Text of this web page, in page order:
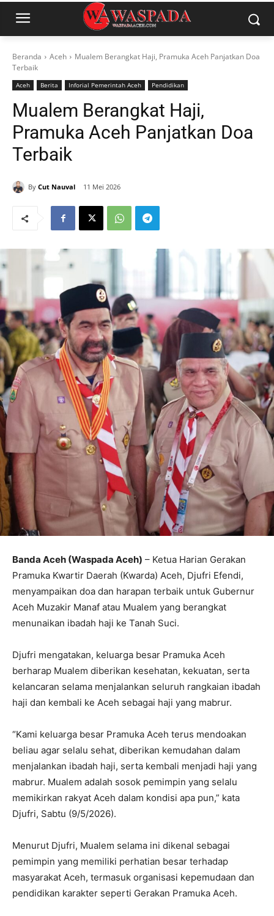
Beranda Aceh
Mualem Berangkat Haji, Pramuka Aceh Panjatkan Doa
Terbaik
Aceh Berita Inforial Pemerintah Aceh Pendidikan
Mualem Berangkat Haji,
Pramuka Aceh Panjatkan Doa
Terbaik
By Cut Nauval 11 Mei 2026
Banda Aceh (Waspada Aceh) – Ketua Harian Gerakan
Pramuka Kwartir Daerah (Kwarda) Aceh, Djufri Efendi,
menyampaikan doa dan harapan terbaik untuk Gubernur
Aceh Muzakir Manaf atau Mualem yang berangkat
menunaikan ibadah haji ke Tanah Suci.
Djufri mengatakan, keluarga besar Pramuka Aceh
berharap Mualem diberikan kesehatan, kekuatan, serta
kelancaran selama menjalankan seluruh rangkaian ibadah
haji dan kembali ke Aceh sebagai haji yang mabrur.
“Kami keluarga besar Pramuka Aceh terus mendoakan
beliau agar selalu sehat, diberikan kemudahan dalam
menjalankan ibadah haji, serta kembali menjadi haji yang
mabrur. Mualem adalah sosok pemimpin yang selalu
memikirkan rakyat Aceh dalam kondisi apa pun,” kata
Djufri, Sabtu (9/5/2026).
Menurut Djufri, Mualem selama ini dikenal sebagai
pemimpin yang memiliki perhatian besar terhadap
masyarakat Aceh, termasuk organisasi kepemudaan dan
pendidikan karakter seperti Gerakan Pramuka Aceh.